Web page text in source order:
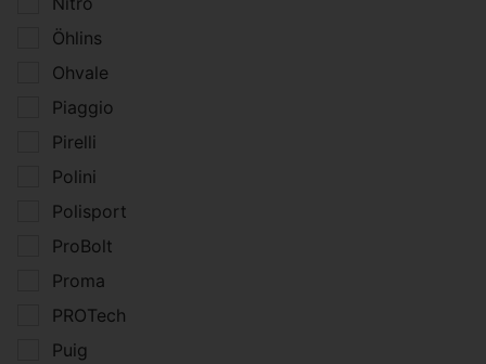
Öhlins
Ohvale
Piaggio
Pirelli
Polini
Polisport
ProBolt
Proma
PROTech
Puig